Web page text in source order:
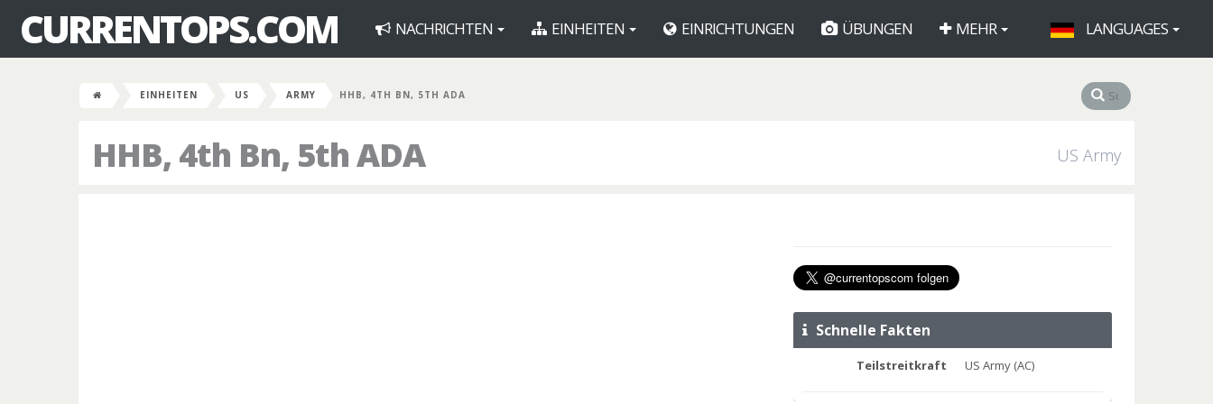
CURRENTOPS.COM NACHRICHTEN EINHEITEN EINRICHTUNGEN ÜBUNGEN MEHR LANGUAGES
EINHEITEN US ARMY HHB, 4TH BN, 5TH ADA
HHB, 4th Bn, 5th ADA US Army
Schnelle Fakten
Teilstreitkraft US Army (AC)